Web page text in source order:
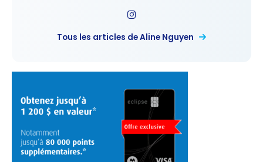
Tous les articles de Aline Nguyen